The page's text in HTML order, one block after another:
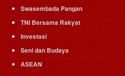
Swasembada Pangan
TNI Bersama Rakyat
Investasi
Seni dan Budaya
ASEAN